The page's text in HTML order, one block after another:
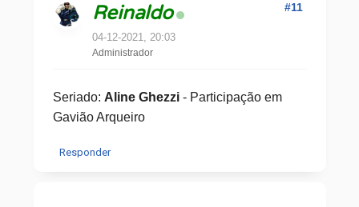
Reinaldo
04-12-2021, 20:03
Administrador
#11
Seriado: Aline Ghezzi- Participação em
Gavião Arqueiro
Responder